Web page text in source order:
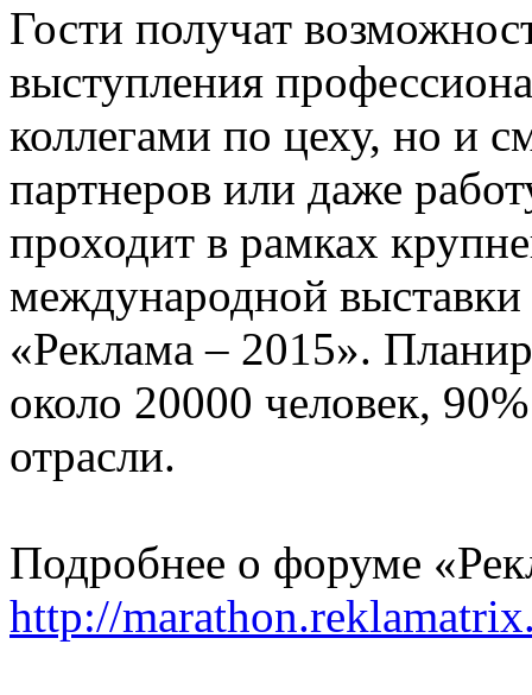
Гости получат
выступления
коллегами по цеху, но и
партнеров или даже
проходит в рамках
международной
«Реклама – 2015».
около 20000 человек,
отрасли.
Подробнее о форуме
http://